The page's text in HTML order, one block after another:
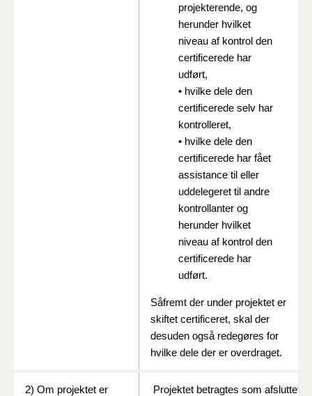
projekterende, og
herunder hvilket
niveau af kontrol den
certificerede har
udført,
• hvilke dele den
certificerede selv har
kontrolleret,
• hvilke dele den
certificerede har fået
assistance til eller
uddelegeret til andre
kontrollanter og
herunder hvilket
niveau af kontrol den
certificerede har
udført.
Såfremt der under projektet er
skiftet certificeret, skal der
desuden også redegøres for
hvilke dele der er overdraget.
2) Om projektet er
Projektet betragtes som afsluttet,